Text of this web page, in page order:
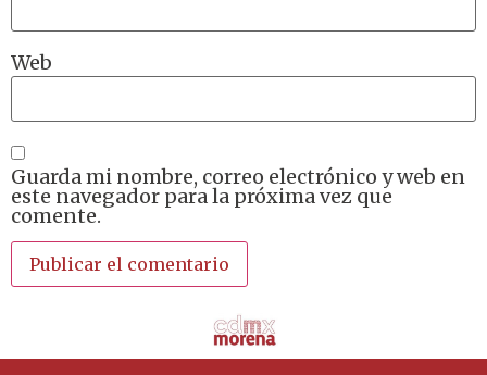
Web
Guarda mi nombre, correo electrónico y web en
este navegador para la próxima vez que
comente.